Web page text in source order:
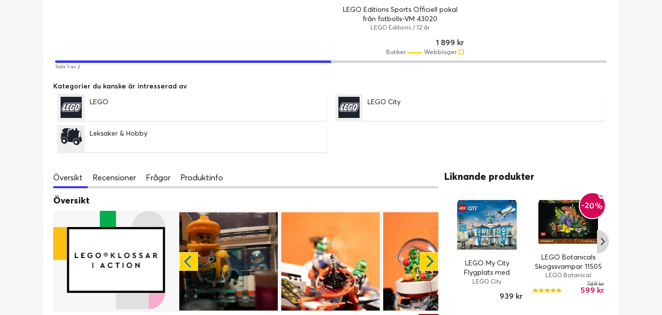
LEGO Editions Sports Officiell pokal
från fotbolls-VM 43020
LEGO Editions / 12 år
1 899 kr
Webblager
Butiker
Sida 1 av 2
Kategorier du kanske är intresserad av
LEGO
LEGO City
Leksaker & Hobby
Översikt Recensioner Frågor Produktinfo
Översikt
Liknande produkter
LEGO My City
Flygplats med
flygplan 60502
LEGO City
939 kr
-20%
LEGO Botanicals
Skogssvampar 11505
LEGO Botanical
599 kr
749 kr